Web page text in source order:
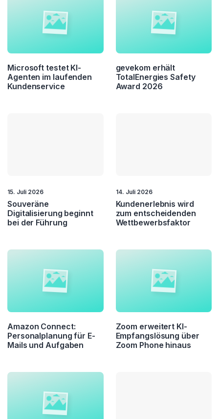
Microsoft testet KI-
Agenten im laufenden
Kundenservice
gevekom erhält
TotalEnergies Safety
Award 2026
15. Juli 2026
Souveräne
Digitalisierung beginnt
bei der Führung
14. Juli 2026
Kundenerlebnis wird
zum entscheidenden
Wettbewerbsfaktor
Amazon Connect:
Personalplanung für E-
Mails und Aufgaben
Zoom erweitert KI-
Empfangslösung über
Zoom Phone hinaus